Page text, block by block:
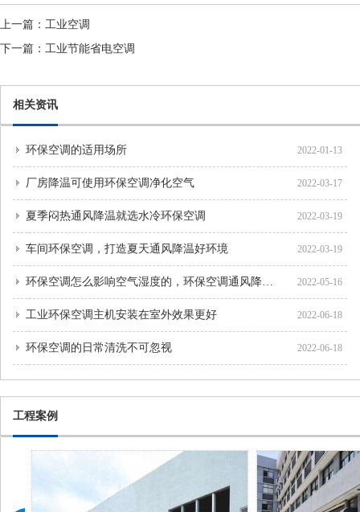
上一篇： 工业空调
下一篇： 工业节能省电空调
相关资讯
环保空调的适用场所 2022-01-13
厂房降温可使用环保空调净化空气 2022-03-17
夏季闷热通风降温就选水冷环保空调 2022-03-19
车间环保空调，打造夏天通风降温好环境 2022-03-19
环保空调怎么影响空气湿度的，环保空调通风降温的好处 2022-05-16
工业环保空调主机安装在室外效果更好 2022-06-18
环保空调的日常清洗不可忽视 2022-06-18
工程案例